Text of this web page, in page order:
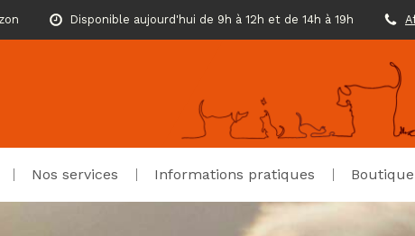
Disponible aujourd'hui de 9h à 12h et de 14h à 19h
Nos services Informations pratiques Boutique